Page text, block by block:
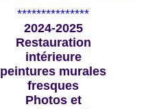
***************
2024-2025
Restauration
intérieure
peintures murales
fresques
Photos et